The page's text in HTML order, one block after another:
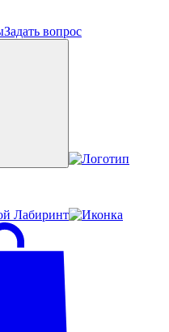
Задать вопрос
Лабиринт